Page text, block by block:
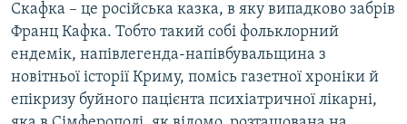
Скафка – це російська казка, в яку випадково забрів
Франц Кафка. Тобто такий собі фольклорний
ендемік, напівлегенда-напівбувальщина з
новітньої історії Криму, помісь газетної хроніки й
епікризу буйного пацієнта психіатричної лікарні,